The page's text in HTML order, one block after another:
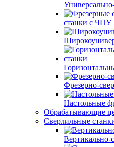
станки с ЧПУ
Фрезерно-
Настольные
Обрабатывающие
Сверлильные
Вертикально-